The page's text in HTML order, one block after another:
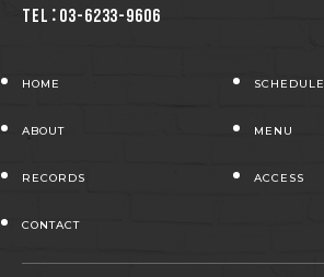
TEL：03-6233-9606
HOME SCHEDULE
ABOUT MENU
RECORDS ACCESS
CONTACT